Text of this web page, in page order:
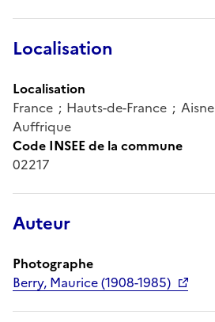
Localisation
Localisation
France ; Hauts-de-France ;
Auffrique
Code INSEE de la commune
02217
Auteur
Photographe
Berry, Maurice (1908-1985)